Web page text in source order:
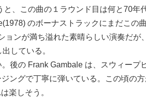
、この曲の１ラウンド目は何と70
のボーナストラックにまだこの
ョンが満ち溢れた素晴らしい演奏だ
している。
後の Frank Gambale は、スウィー
ングで丁寧に弾いている。この頃の方
楽しそう。